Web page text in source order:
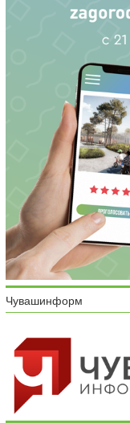
Чувашинформ